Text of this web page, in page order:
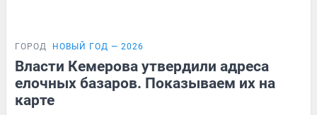
ГОРОД НОВЫЙ ГОД — 2026
Власти Кемерова утвердили адреса
елочных базаров. Показываем их на
карте